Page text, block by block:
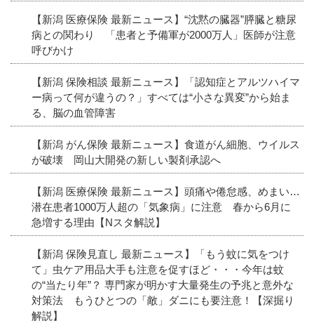
【新潟 医療保険 最新ニュース】“沈黙の臓器”膵臓と糖尿
病との関わり 「患者と予備軍が2000万人」医師が注意
呼びかけ
【新潟 保険相談 最新ニュース】「認知症とアルツハイマ
ー病って何が違うの？」すべては“小さな異変”から始ま
る、脳の血管障害
【新潟 がん保険 最新ニュース】食道がん細胞、ウイルス
が破壊 岡山大開発の新しい製剤承認へ
【新潟 医療保険 最新ニュース】頭痛や倦怠感、めまい…
潜在患者1000万人超の「気象病」に注意 春から6月に
急増する理由【Nスタ解説】
【新潟 保険見直し 最新ニュース】「もう蚊に気をつけ
て」虫ケア用品大手も注意を促すほど・・・今年は蚊
の“当たり年”？ 専門家が明かす大量発生の予兆と意外な
対策法 もうひとつの「敵」ダニにも要注意！【深掘り
解説】